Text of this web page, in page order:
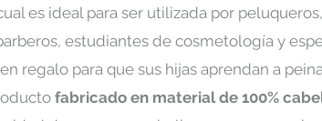
es ideal para ser utilizada por peluqueros,
estudiantes de cosmetología y
regalo para que sus hijas aprendan a
fabricado en material de 100%